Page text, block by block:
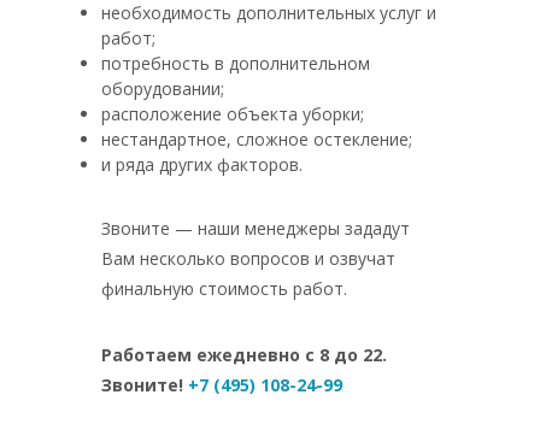
необходимость дополнительных услуг и
работ;
потребность в дополнительном
оборудовании;
расположение объекта уборки;
нестандартное, сложное остекление;
и ряда других факторов.
Звоните — наши менеджеры зададут
Вам несколько вопросов и озвучат
финальную стоимость работ.
Работаем ежедневно с 8 до 22.
Звоните! +7 (495) 108-24-99